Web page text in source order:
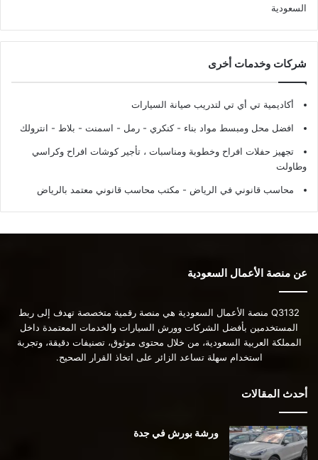
السعودية
شركات وخدمات أخرى
أكاديمية تي أي تي لتدريب صيانة السيارات
افضل محل ومبسط مواد بناء - كنكري - رمل - اسمنت - بلاط - انترولك
تجهيز حفلات افراح وخطوبة ومناسبات ، تأجير كوشات افراح وكراسي
وطاولت
محاسب قانوني في الرياض - مكتب محاسب قانوني معتمد بالرياض
عن منصة الأعمال السعودية
Q3132 منصة الأعمال السعودية هي منصة رقمية متخصصة تهدف إلى ربط
المستخدمين بأفضل الشركات وورش السيارات والخدمات المعتمدة داخل
المملكة العربية السعودية، من خلال محتوى موثوق، تصنيفات دقيقة، وتجربة
استخدام سهلة تساعد الزائر على اتخاذ القرار الصحيح.
أحدث المقالات
ورشة بورش في جدة